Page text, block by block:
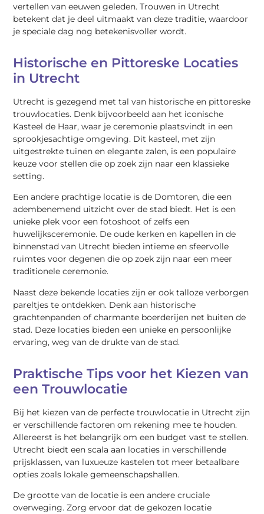
vertellen van eeuwen geleden. Trouwen in Utrecht
betekent dat je deel uitmaakt van deze traditie, waardoor
je speciale dag nog betekenisvoller wordt.
Historische en Pittoreske Locaties
in Utrecht
Utrecht is gezegend met tal van historische en pittoreske
trouwlocaties. Denk bijvoorbeeld aan het iconische
Kasteel de Haar, waar je ceremonie plaatsvindt in een
sprookjesachtige omgeving. Dit kasteel, met zijn
uitgestrekte tuinen en elegante zalen, is een populaire
keuze voor stellen die op zoek zijn naar een klassieke
setting.
Een andere prachtige locatie is de Domtoren, die een
adembenemend uitzicht over de stad biedt. Het is een
unieke plek voor een fotoshoot of zelfs een
huwelijksceremonie. De oude kerken en kapellen in de
binnenstad van Utrecht bieden intieme en sfeervolle
ruimtes voor degenen die op zoek zijn naar een meer
traditionele ceremonie.
Naast deze bekende locaties zijn er ook talloze verborgen
pareltjes te ontdekken. Denk aan historische
grachtenpanden of charmante boerderijen net buiten de
stad. Deze locaties bieden een unieke en persoonlijke
ervaring, weg van de drukte van de stad.
Praktische Tips voor het Kiezen van
een Trouwlocatie
Bij het kiezen van de perfecte trouwlocatie in Utrecht zijn
er verschillende factoren om rekening mee te houden.
Allereerst is het belangrijk om een budget vast te stellen.
Utrecht biedt een scala aan locaties in verschillende
prijsklassen, van luxueuze kastelen tot meer betaalbare
opties zoals lokale gemeenschapshallen.
De grootte van de locatie is een andere cruciale
overweging. Zorg ervoor dat de gekozen locatie